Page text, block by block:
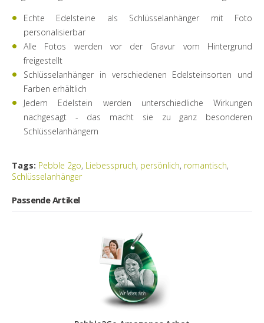
Echte Edelsteine als Schlüsselanhänger mit Foto
personalisierbar
Alle Fotos werden vor der Gravur vom Hintergrund
freigestellt
Schlüsselanhänger in verschiedenen Edelsteinsorten und
Farben erhältlich
Jedem Edelstein werden unterschiedliche Wirkungen
nachgesagt - das macht sie zu ganz besonderen
Schlüsselanhängern
Tags: Pebble 2go, Liebesspruch, persönlich, romantisch,
Schlüsselanhänger
Passende Artikel